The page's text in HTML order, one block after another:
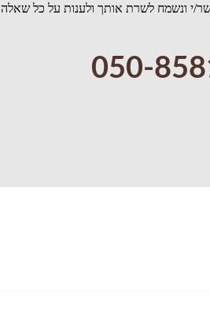
י ונשמח לשרת אותך ולענות על כל שאלה
050-